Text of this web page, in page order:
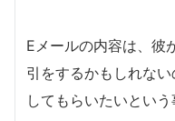
Eメールの内容は、彼
引をするかもしれな
してもらいたいという